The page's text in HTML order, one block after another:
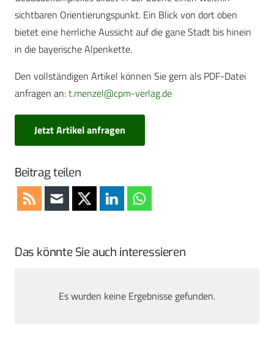
sichtbaren Orientierungspunkt. Ein Blick von dort oben
bietet eine herrliche Aussicht auf die gane Stadt bis hinein
in die bayerische Alpenkette.
Den vollständigen Artikel können Sie gern als PDF-Datei
anfragen an:t.menzel@cpm-verlag.de
Jetzt Artikel anfragen
Beitrag teilen
Das könnte Sie auch interessieren
Es wurden keine Ergebnisse gefunden.